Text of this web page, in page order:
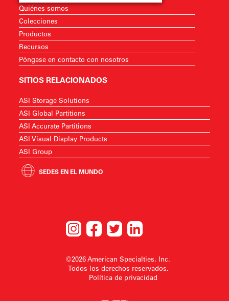
Quiénes somos
Colecciones
Productos
Recursos
Póngase en contacto con nosotros
SITIOS RELACIONADOS
ASI Storage Solutions
ASI Global Partitions
ASI Accurate Partitions
ASI Visual Display Products
ASI Group
SEDES EN EL MUNDO
©2026 American Specialties, Inc.
Todos los derechos reservados.
Política de privacidad